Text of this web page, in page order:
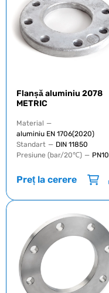
Flanșă aluminiu 2078
METRIC
Material —
aluminiu EN 1706(2020)
Standart — DIN 11850
Presiune (bar/20℃) — PN10
Preț la cerere